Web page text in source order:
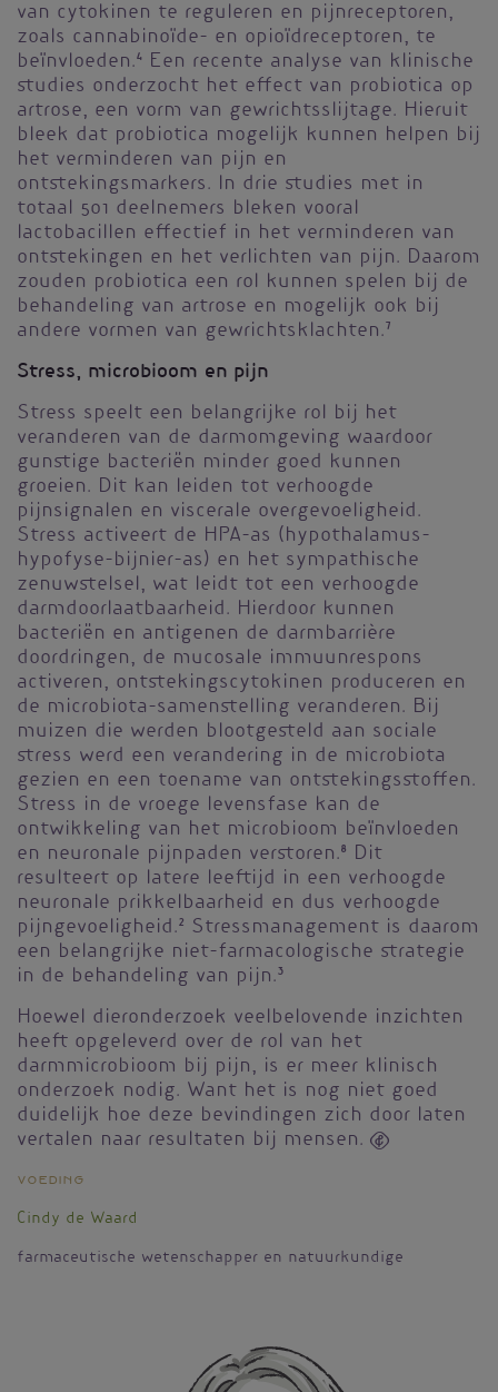
van cytokinen te reguleren en pijnreceptoren,
zoals cannabinoïde- en opioïdreceptoren, te
beïnvloeden.4 Een recente analyse van klinische
studies onderzocht het effect van probiotica op
artrose, een vorm van gewrichtsslijtage. Hieruit
bleek dat probiotica mogelijk kunnen helpen bij
het verminderen van pijn en
ontstekingsmarkers. In drie studies met in
totaal 501 deelnemers bleken vooral
lactobacillen effectief in het verminderen van
ontstekingen en het verlichten van pijn. Daarom
zouden probiotica een rol kunnen spelen bij de
behandeling van artrose en mogelijk ook bij
andere vormen van gewrichtsklachten.7
Stress, microbioom en pijn
Stress speelt een belangrijke rol bij het
veranderen van de darmomgeving waardoor
gunstige bacteriën minder goed kunnen
groeien. Dit kan leiden tot verhoogde
pijnsignalen en viscerale overgevoeligheid.
Stress activeert de HPA-as (hypothalamus-
hypofyse-bijnier-as) en het sympathische
zenuwstelsel, wat leidt tot een verhoogde
darmdoorlaatbaarheid. Hierdoor kunnen
bacteriën en antigenen de darmbarrière
doordringen, de mucosale immuunrespons
activeren, ontstekingscytokinen produceren en
de microbiota-samenstelling veranderen. Bij
muizen die werden blootgesteld aan sociale
stress werd een verandering in de microbiota
gezien en een toename van ontstekingsstoffen.
Stress in de vroege levensfase kan de
ontwikkeling van het microbioom beïnvloeden
en neuronale pijnpaden verstoren.8 Dit
resulteert op latere leeftijd in een verhoogde
neuronale prikkelbaarheid en dus verhoogde
pijngevoeligheid.2 Stressmanagement is daarom
een belangrijke niet-farmacologische strategie
in de behandeling van pijn.3
Hoewel dieronderzoek veelbelovende inzichten
heeft opgeleverd over de rol van het
darmmicrobioom bij pijn, is er meer klinisch
onderzoek nodig. Want het is nog niet goed
duidelijk hoe deze bevindingen zich door laten
vertalen naar resultaten bij mensen. 
Voeding
Cindy de Waard
farmaceutische wetenschapper en natuurkundige